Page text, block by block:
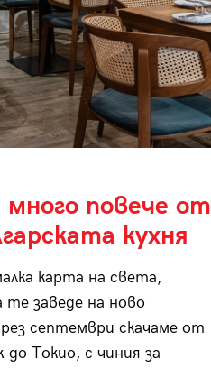
повече от
кухня
карта на света,
те заведе на ново
септември скачаме от
Токио, с чиния за